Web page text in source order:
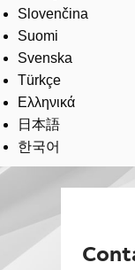
Slovenčina
Suomi
Svenska
Türkçe
Ελληνικά
日本語
한국어